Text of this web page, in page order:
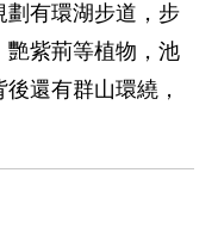
劃有環湖步道，步
艷紫荊等植物，池
還有群山環繞，